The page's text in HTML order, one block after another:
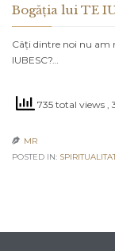
Bogăția lui TE
Câți dintre noi nu am
IUBESC?…
735 total views
 MR
POSTED IN: